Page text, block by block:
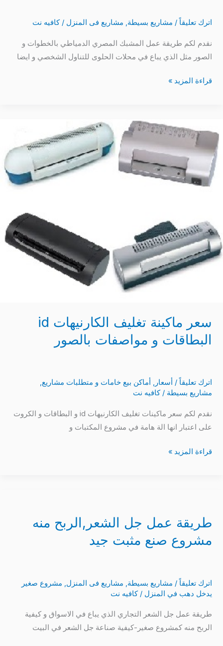
اترك تعليقاً /مشاريع بسيطة,مشاريع فى المنزل/كافيه نت
نقدم لكم طريقة عمل المشبك المصري الدمياطي بالخطوات و
الصور مثل الذي يباع في محلات الحلوى للتناول الشخصي و ايضا
قراءة المزيد »
سعر ماكينة تغليف الكارنيهات id
البطاقات و مواصفات بالصور
اترك تعليقاً /أسعار,أماكن بيع خامات و متطلبات مشاريع,
مشاريع بسيطة/كافيه نت
نقدم لكم سعر ماكينات تغليف الكارنيهات id و البطاقات و الكروت
على اعتبار انها الة هامة في مشروع المكتبات و
ماكينة
تغليف
الكارنيهات
مواصفات
بالصور
قراءة المزيد »
طريقة عمل جل الشعر,الربح منه
مشروع صنع مثبت جيد
اترك تعليقاً /مشاريع بسيطة,مشاريع فى المنزل, مشروع صغير
يدخل دهب في المنزل/كافيه نت
طريقة عمل جل الشعر التجاري الذي يباع في الاسواق و كيفية
الربح منه كمشروع صغير-كيفية صناعة جل الشعر في البيت
الشعر,الربح
مثبت